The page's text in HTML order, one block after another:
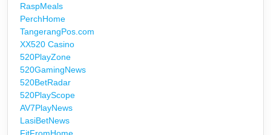
RaspMeals
PerchHome
TangerangPos.com
XX520 Casino
520PlayZone
520GamingNews
520BetRadar
520PlayScope
AV7PlayNews
LasiBetNews
FitFromHome